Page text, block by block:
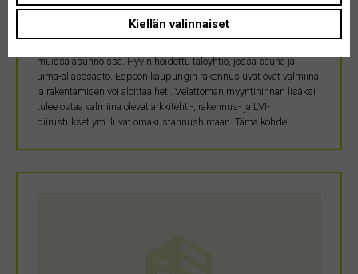
mukaan. Se sijaitsee kerrostalon sisäpihalla ensimmäisessä
muissa asunnoissa. Hyvin hoidettu taloyhtiö, jossa sauna ja
uima-allasosasto. Espoon kaupungin rakennusluvat ovat valmiina
ja rakentamisen voi aloittaa heti. Velattoman myyntihinnan lisäksi
tulee ostaa valmiina olevat arkkitehti-, rakennus- ja LVI-
piirustukset ym. luvat omakustannushintaan. Tämä kohde…
Kiellän valinnaiset